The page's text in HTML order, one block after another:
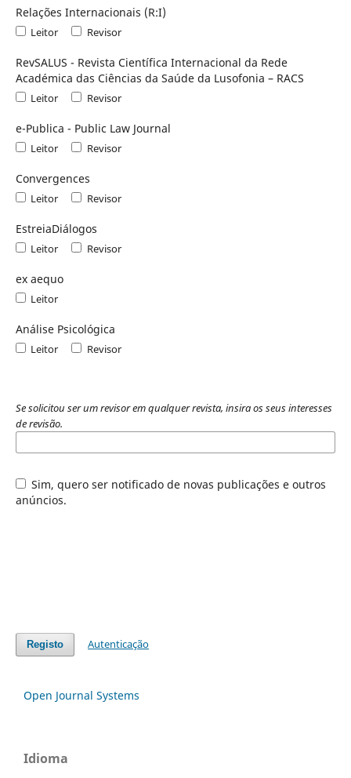
Relações Internacionais (R:I)
Leitor Revisor
RevSALUS - Revista Científica Internacional da Rede
Académica das Ciências da Saúde da Lusofonia – RACS
Leitor Revisor
e-Publica - Public Law Journal
Leitor Revisor
Convergences
Leitor Revisor
EstreiaDiálogos
Leitor Revisor
ex aequo
Leitor
Análise Psicológica
Leitor Revisor
Se solicitou ser um revisor em qualquer revista, insira os seus interesses
de revisão.
Sim, quero ser notificado de novas publicações e outros
anúncios.
Registo Autenticação
Open Journal Systems
Idioma